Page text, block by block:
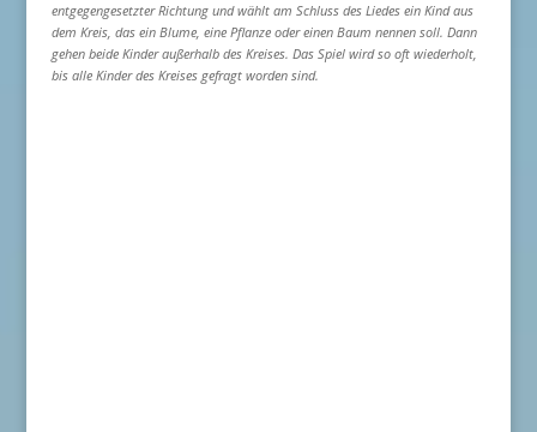
entgegengesetzter Richtung und wählt am Schluss des Liedes ein Kind aus
dem Kreis, das ein Blume, eine Pflanze oder einen Baum nennen soll. Dann
gehen beide Kinder außerhalb des Kreises. Das Spiel wird so oft wiederholt,
bis alle Kinder des Kreises gefragt worden sind.